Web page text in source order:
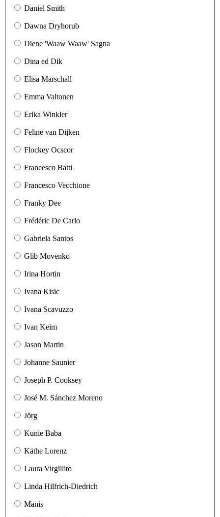
Daniel Smith
Dawna Dryhorub
Diene 'Waaw Waaw' Sagna
Dina ed Dik
Elisa Marschall
Emma Valtonen
Erika Winkler
Feline van Dijken
Flockey Ocscor
Francesco Batti
Francesco Vecchione
Franky Dee
Frédéric De Carlo
Gabriela Santos
Glib Movenko
Irina Hortin
Ivana Kisic
Ivana Scavuzzo
Ivan Keim
Jason Martin
Johanne Saunier
Joseph P. Cooksey
José M. Sánchez Moreno
Jörg
Kunie Baba
Käthe Lorenz
Laura Virgillito
Linda Hilfrich-Diedrich
Manis